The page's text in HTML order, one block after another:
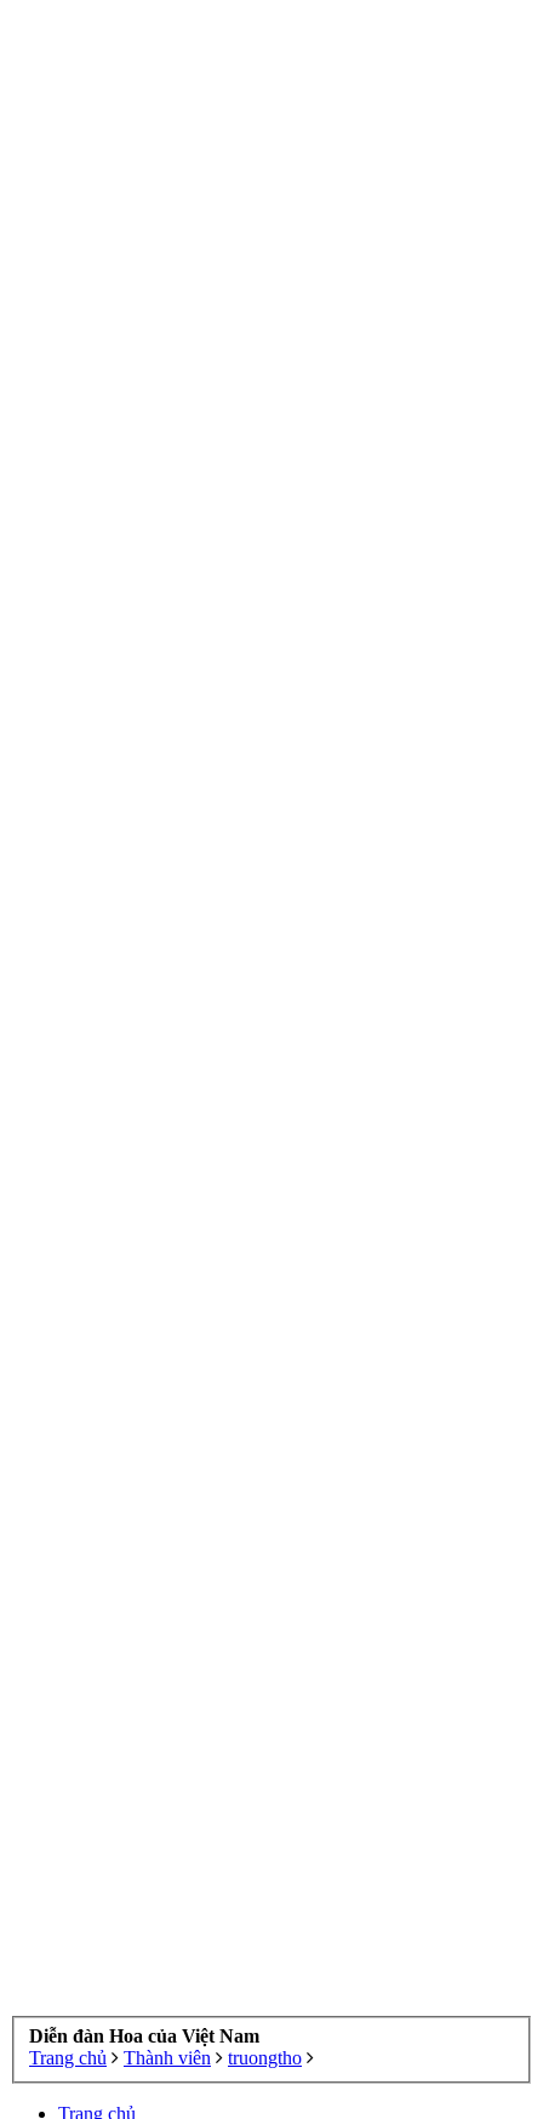
Diễn đàn Hoa của Việt Nam
Trang chủ
Thành viên truongtho
Trang chủ